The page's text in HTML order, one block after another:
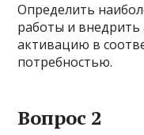
Определить
работы и
активацию в
потребностью.
Вопрос 2